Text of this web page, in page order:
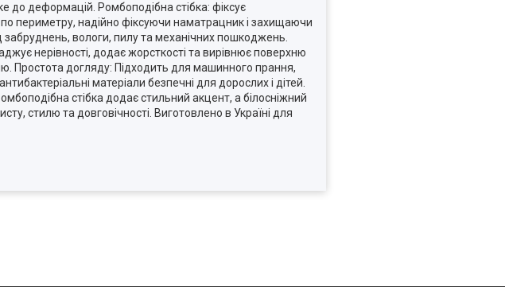
до деформацій. Ромбоподібна стібка: фіксує
периметру, надійно фіксуючи наматрацник і захищаючи
вологи, пилу та механічних пошкоджень.
нерівності, додає жорсткості та вирівнює поверхню
Простота догляду: Підходить для машинного прання,
матеріали безпечні для дорослих і дітей.
стібка додає стильний акцент, а білосніжний
стилю та довговічності. Виготовлено в Україні для